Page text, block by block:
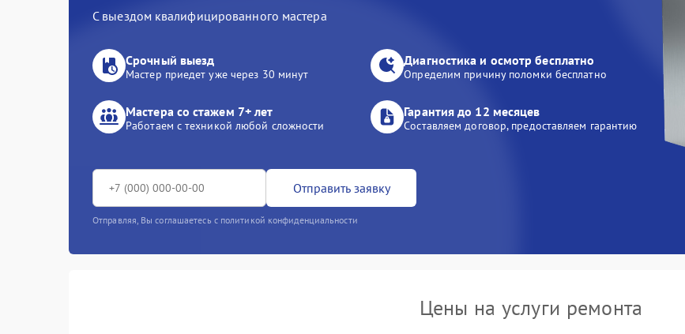
С выездом квалифицированного мастера
Срочный выезд
Мастер приедет уже через 30 минут
Диагностика и осмотр бесплатно
Определим причину поломки бесплатно
Мастера со стажем 7+ лет
Работаем с техникой любой сложности
Гарантия до 12 месяцев
Составляем договор, предоставляем гарантию
Отправить заявку
Отправляя, Вы соглашаетесь с политикой конфиденциальности
Цены на услуги ремонта